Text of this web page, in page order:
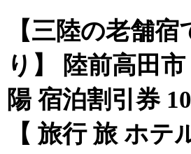
【三陸の老舗宿
り】 陸前高田
陽 宿泊割引券
【 旅行 旅 ホテ